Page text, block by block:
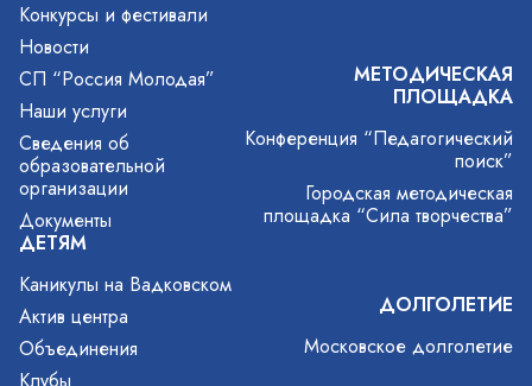
Конкурсы и фестивали
Новости
СП “Россия Молодая”
Наши услуги
Сведения об
образовательной
организации
Документы
ДЕТЯМ
Каникулы на Вадковском
Актив центра
Объединения
МЕТОДИЧЕСКАЯ
ПЛОЩАДКА
Конференция “Педагогический
поиск”
Городская методическая
площадка “Сила творчества”
ДОЛГОЛЕТИЕ
Московское долголетие